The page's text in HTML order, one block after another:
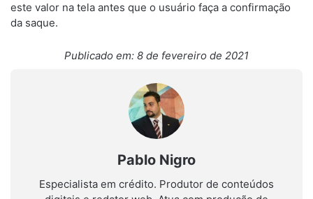
este valor na tela antes que o usuário faça a confirmação
da saque.
Publicado em: 8 de fevereiro de 2021
Pablo Nigro
Especialista em crédito. Produtor de conteúdos